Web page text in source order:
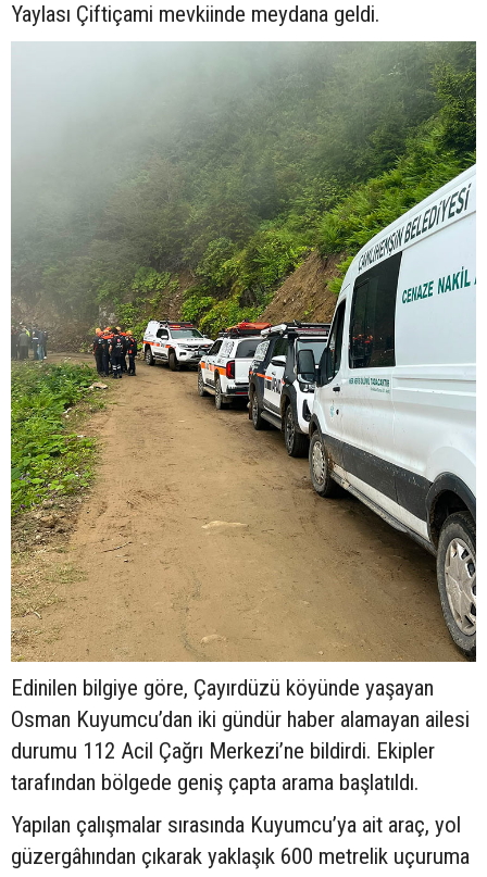
Yaylası Çiftiçami mevkiinde meydana geldi.
Edinilen bilgiye göre, Çayırdüzü köyünde yaşayan
Osman Kuyumcu’dan iki gündür haber alamayan ailesi
durumu 112 Acil Çağrı Merkezi’ne bildirdi. Ekipler
tarafından bölgede geniş çapta arama başlatıldı.
Yapılan çalışmalar sırasında Kuyumcu’ya ait araç, yol
güzergâhından çıkarak yaklaşık 600 metrelik uçuruma